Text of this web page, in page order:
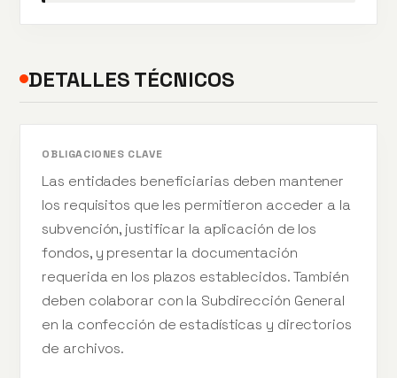
DETALLES TÉCNICOS
OBLIGACIONES CLAVE
Las entidades beneficiarias deben mantener
los requisitos que les permitieron acceder a la
subvención, justificar la aplicación de los
fondos, y presentar la documentación
requerida en los plazos establecidos. También
deben colaborar con la Subdirección General
en la confección de estadísticas y directorios
de archivos.